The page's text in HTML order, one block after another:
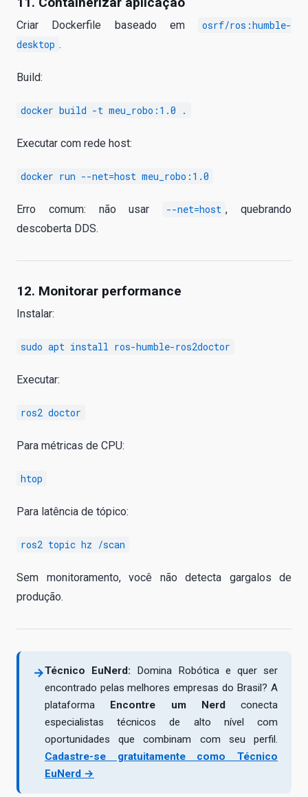
Criar Dockerfile baseado em
osrf/ros:humble-
desktop .
Build:
docker build -t meu_robo:1.0 .
Executar com rede host:
docker run --net=host meu_robo:1.0
Erro comum: não usar --net=host , quebrando
descoberta DDS.
12. Monitorar performance
Instalar:
sudo apt install ros-humble-ros2doctor
Executar:
ros2 doctor
Para métricas de CPU:
htop
Para latência de tópico:
ros2 topic hz /scan
Sem monitoramento, você não detecta gargalos de
produção.
→Técnico EuNerd: Domina Robótica e quer ser
encontrado pelas melhores empresas do Brasil? A
plataforma Encontre um Nerdconecta
especialistas técnicos de alto nível com
oportunidades que combinam com seu perfil.
Cadastre-se gratuitamente como Técnico
EuNerd →